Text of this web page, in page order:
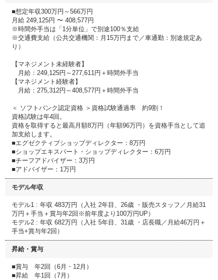
■想定年収300万円～566万円
月給 249,125円 〜 408,577円
※時間外手当は「1分単位」で別途100％支給
※交通費支給（公共交通機関：月15万円まで／車通勤：別途規定あ
り）
【マネジメント未経験者】
月給：249,125円～277,611円＋時間外手当
【マネジメント経験者】
月給：275,312円～408,577円＋時間外手当
＜ ソフトバンク認定資格 ＞資格試験通過率 約9割！
資格試験は年4回。
資格を取得すると最高月額8万円（年額96万円）を資格手当として追
加支給します。
■エグゼクティブショップディレクター：8万円
■ショップエキスパート・ショップディレクター：6万円
■チーフアドバイザー：3万円
■アドバイザー：1万円
モデル年収
モデル1 : 年収 483万円（入社 2年目、26歳 ・販売スタッフ／月給31
万円＋手当＋賞与年2回※前年度より100万円UP）
モデル2 : 年収 682万円（入社 5年目、31歳 ・店長職／月給46万円＋
手当+賞与年2回）
昇給・賞与
■賞与 年2回（6月・12月）
■昇給 年1回（7月）